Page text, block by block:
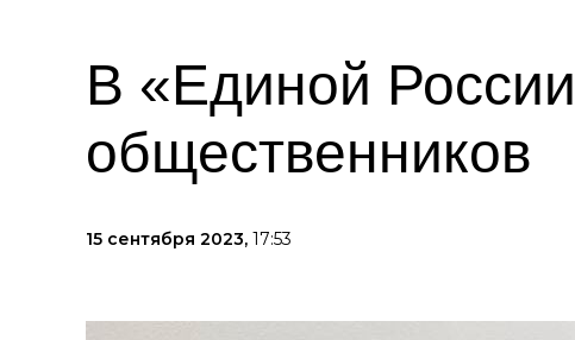
В «Единой
общественников
15 сентября 2023, 17:53